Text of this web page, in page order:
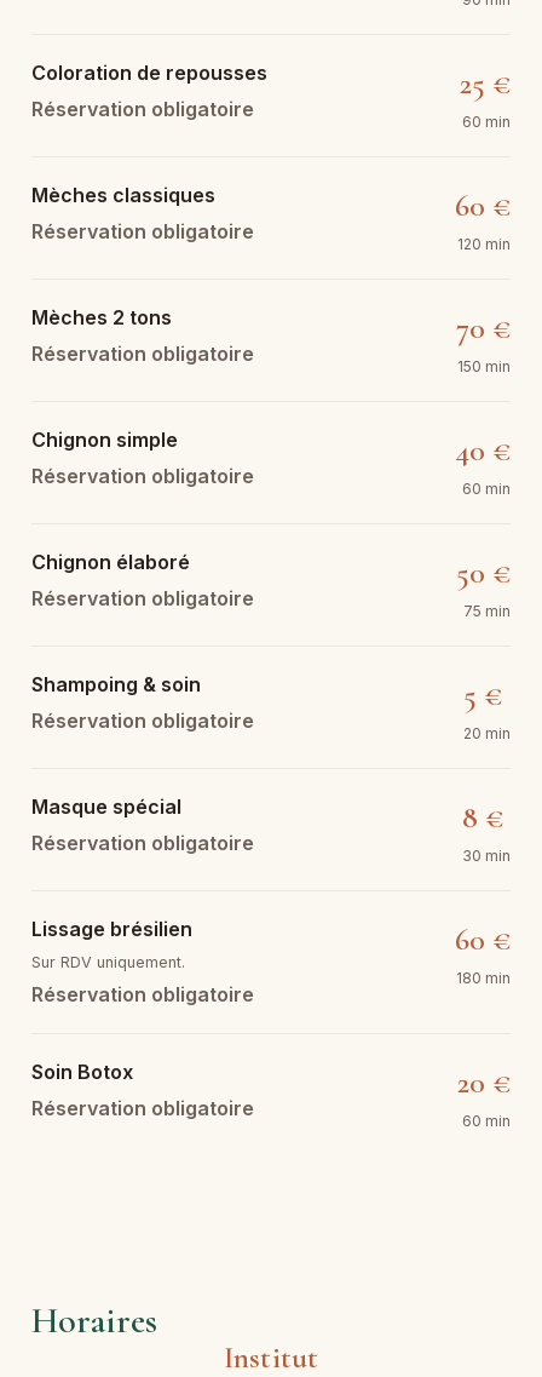
Coloration de repousses
Réservation obligatoire
25 €
60 min
Mèches classiques
Réservation obligatoire
60 €
120 min
Mèches 2 tons
Réservation obligatoire
70 €
150 min
Chignon simple
Réservation obligatoire
40 €
60 min
Chignon élaboré
Réservation obligatoire
50 €
75 min
Shampoing & soin
Réservation obligatoire
5 €
20 min
Masque spécial
Réservation obligatoire
8 €
30 min
Lissage brésilien
Sur RDV uniquement.
Réservation obligatoire
60 €
180 min
Soin Botox
Réservation obligatoire
20 €
60 min
Horaires
Institut